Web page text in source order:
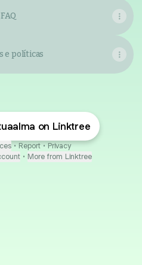
FAQ
e políticas
on Linktree
• Report • Privacy
• More from Linktree